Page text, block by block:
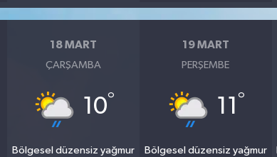
18 MART
ÇARŞAMBA
10°
Bölgesel düzensiz yağmur
19 MART
PERŞEMBE
11 °
Bölgesel düzensiz yağmur